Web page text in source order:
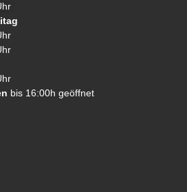
bis 16:00h geöffnet